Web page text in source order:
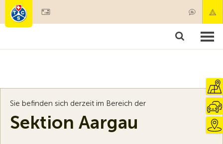
Mitgliedschaft & Leistungen
Sie befinden sich derzeit im Bereich der
Sektion Aargau